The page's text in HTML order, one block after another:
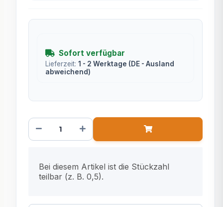
Sofort verfügbar
Lieferzeit: 1 - 2 Werktage (DE - Ausland
abweichend)
Bei diesem Artikel ist die Stückzahl
teilbar (z. B. 0,5).